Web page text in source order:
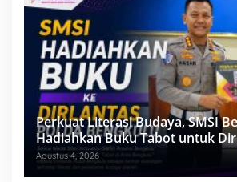
Perkuat Literasi Budaya, SMSI
Hadiahkan Buku Tabot untuk
Agustus 4, 2026